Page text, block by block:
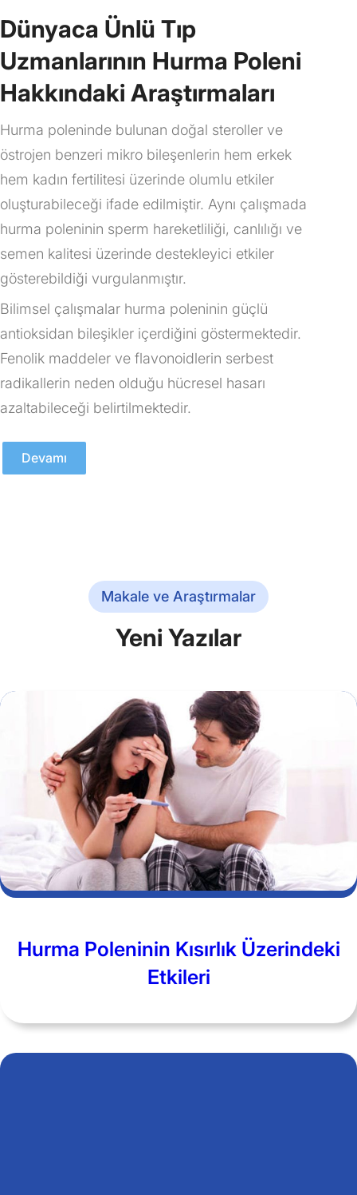
Dünyaca Ünlü Tıp
Uzmanlarının Hurma Poleni
Hakkındaki Araştırmaları
Hurma poleninde bulunan doğal steroller ve
östrojen benzeri mikro bileşenlerin hem erkek
hem kadın fertilitesi üzerinde olumlu etkiler
oluşturabileceği ifade edilmiştir. Aynı çalışmada
hurma poleninin sperm hareketliliği, canlılığı ve
semen kalitesi üzerinde destekleyici etkiler
gösterebildiği vurgulanmıştır.
Bilimsel çalışmalar hurma poleninin güçlü
antioksidan bileşikler içerdiğini göstermektedir.
Fenolik maddeler ve flavonoidlerin serbest
radikallerin neden olduğu hücresel hasarı
azaltabileceği belirtilmektedir.
Devamı
Makale ve Araştırmalar
Yeni Yazılar
Hurma Poleninin Kısırlık Üzerindeki
Etkileri